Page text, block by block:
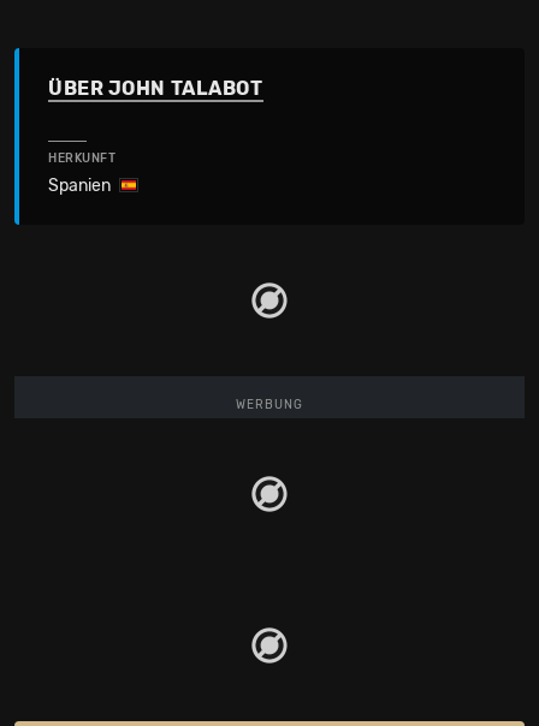
ÜBER JOHN TALABOT
HERKUNFT
Spanien
WERBUNG